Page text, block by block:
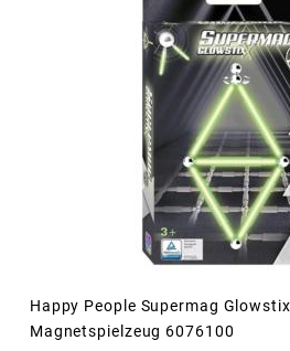
Happy People Supermag
Magnetspielzeug 6076100